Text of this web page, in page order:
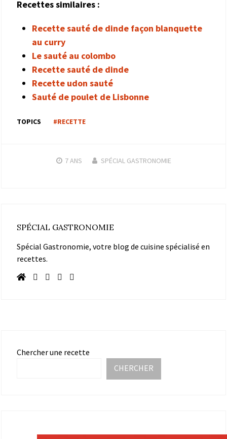
Recettes similaires :
Recette sauté de dinde façon blanquette
au curry
Le sauté au colombo
Recette sauté de dinde
Recette udon sauté
Sauté de poulet de Lisbonne
TOPICS #RECETTE
7 ANS SPÉCIAL GASTRONOMIE
SPÉCIAL GASTRONOMIE
Spécial Gastronomie, votre blog de cuisine spécialisé en
recettes.
Chercher une recette
CHERCHER